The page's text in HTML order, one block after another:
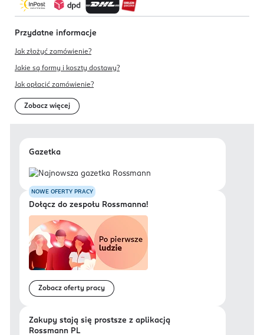
Przydatne informacje
Jak złożyć zamówienie?
Jakie są formy i koszty dostawy?
Jak opłacić zamówienie?
Zobacz więcej
Gazetka
NOWE OFERTY PRACY
Dołącz do zespołu Rossmanna!
Zobacz oferty pracy
Zakupy stają się prostsze z aplikacją
Rossmann PL